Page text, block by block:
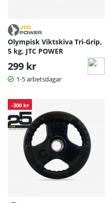
Olympisk Viktskiva Tri-Grip,
5 kg, JTC POWER
299 kr
1-5 arbetsdagar
-300 kr